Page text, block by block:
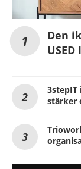
Den
USED
3stepIT
stärker